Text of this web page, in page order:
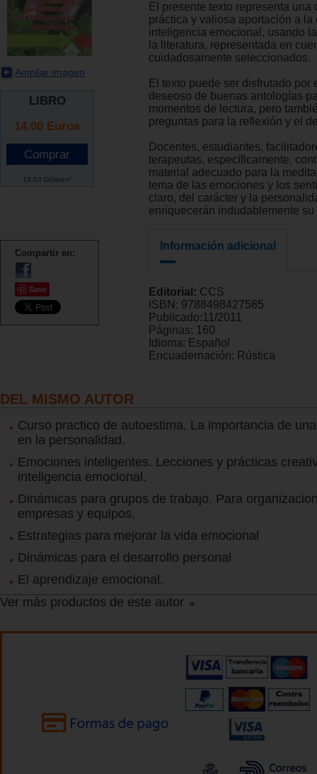
Ampliar imagen
LIBRO
14.00 Euros
15.53 Dólares*
Compartir en:
Save
El presente texto representa una
práctica y valiosa aportación a la
inteligencia emocional, usando
la literatura, representada en
cuidadosamente seleccionados.
El texto puede ser disfrutado por
deseoso de buenas antologías
momentos de lectura, pero
preguntas para la reflexión y el
Docentes, estudiantes,
terapeutas, específicamente,
material adecuado para la
tema de las emociones y los
claro, del carácter y la
enriquecerán indudablemente
Información adicional
Editorial: CCS
ISBN: 9788498427585
Publicado:11/2011
Páginas: 160
Idioma: Español
Encuadernación: Rústica
DEL MISMO AUTOR
Curso practico de autoestima. La importancia de
en la personalidad.
Emociones inteligentes. Lecciones y prácticas
inteligencia emocional.
Dinámicas para grupos de trabajo. Para
empresas y equipos.
Estrategias para mejorar la vida emocional
Dinámicas para el desarrollo personal
El aprendizaje emocional.
Ver más productos de este autor